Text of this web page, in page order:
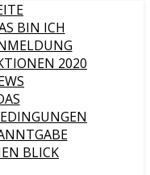
BIN ICH
2020
BLICK